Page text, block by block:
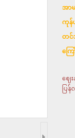
အာ
ကုန်
တင်
ကြ
ဈေ
ပြ